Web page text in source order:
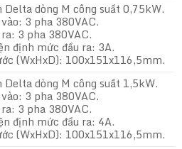
Delta dòng M công suất 0,75kW.
3 pha 380VAC.
3 pha 380VAC.
định mức đầu ra: 3A.
(WxHxD): 100x151x116,5mm.
Delta dòng M công suất 1,5kW.
3 pha 380VAC.
3 pha 380VAC.
định mức đầu ra: 4A.
(WxHxD): 100x151x116,5mm.